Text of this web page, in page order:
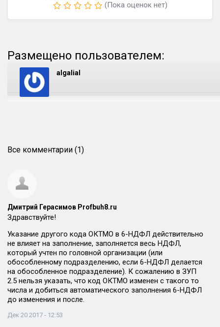
(Пока оценок нет)
Размещено пользователем:
algalial
Все комментарии (1)
Дмитрий Герасимов Profbuh8.ru
Здравствуйте!
Указание другого кода ОКТМО в 6-НДФЛ действительно
не влияет на заполнение, заполняется весь НДФЛ,
который учтен по головной организации (или
обособленному подразделению, если 6-НДФЛ делается
на обособленное подразделение). К сожалению в ЗУП
2.5 нельзя указать, что код ОКТМО изменен с такого то
числа и добиться автоматического заполнения 6-НДФЛ
до изменения и после.
Дек 20 2017 - 12:53